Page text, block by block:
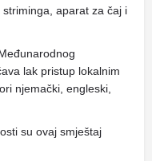
aparat za čaj i
lak pristup lokalnim
njemački, engleski,
su ovaj smještaj